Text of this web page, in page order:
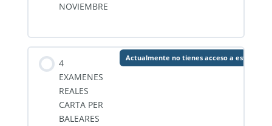
NOVIEMBRE
4
EXAMENES
REALES
CARTA PER
BALEARES
Actualmente no tienes acceso a este